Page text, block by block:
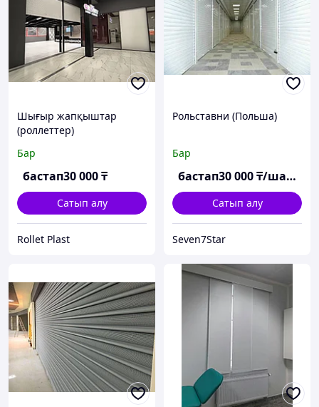
Шығыр жапқыштар
(роллеттер)
Бар
бастап30 000₸
Сатып алу
Rollet Plast
Рольставни (Польша)
Бар
бастап30 000₸/шаршы м
Сатып алу
Seven7Star